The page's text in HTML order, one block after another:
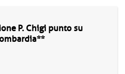
P. Chigi punto su